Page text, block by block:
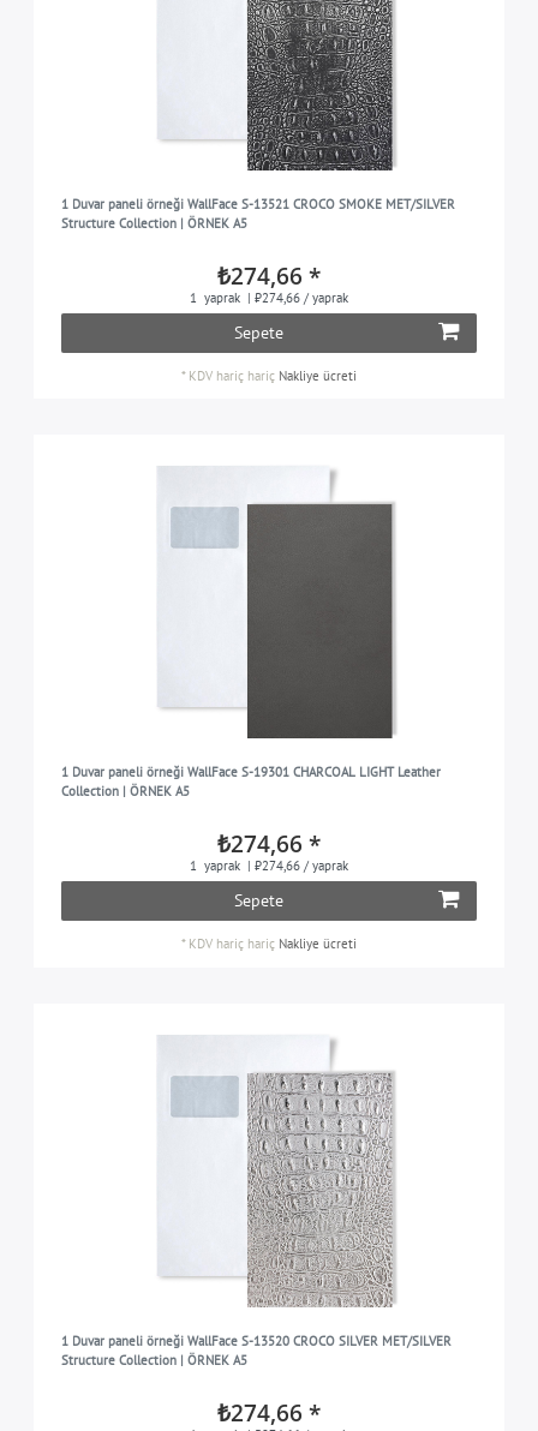
1 Duvar paneli örneği WallFace S-13521 CROCO SMOKE MET/SILVER
Structure Collection | ÖRNEK A5
₺274,66 *
1 yaprak | ₺274,66 / yaprak
Sepete
* KDV hariç hariç Nakliye ücreti
1 Duvar paneli örneği WallFace S-19301 CHARCOAL LIGHT Leather
Collection | ÖRNEK A5
₺274,66 *
1 yaprak | ₺274,66 / yaprak
Sepete
* KDV hariç hariç Nakliye ücreti
1 Duvar paneli örneği WallFace S-13520 CROCO SILVER MET/SILVER
Structure Collection | ÖRNEK A5
₺274,66 *